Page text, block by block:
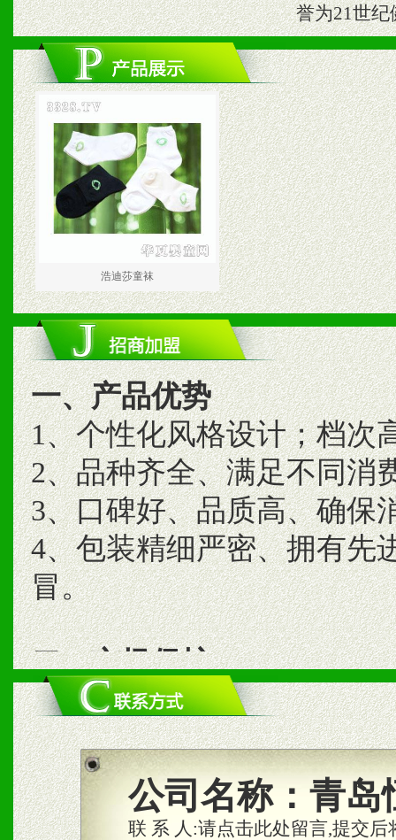
誉为21世
浩迪莎童袜
一、产品优势
1、个性化风格设计；档次
2、品种齐全、满足不同消
3、口碑好、品质高、确保
4、包装精细严密、拥有先
冒。
二、市场保护
1、统一市场价格；建立全
商利润。
2、区域独家经营；建立区
合作关系。公司名称： 青岛
联 系 人:请点击此处留言,提交